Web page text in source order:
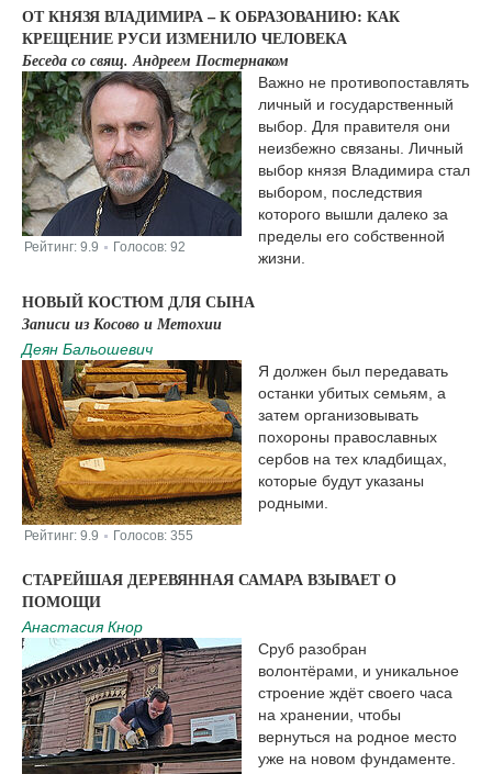
ОТ КНЯЗЯ ВЛАДИМИРА – К ОБРАЗОВАНИЮ: КАК
КРЕЩЕНИЕ РУСИ ИЗМЕНИЛО ЧЕЛОВЕКА
Беседа со свящ. Андреем Постернаком
Рейтинг: 9.9 Голосов: 92
Важно не противопоставлять
личный и государственный
выбор. Для правителя они
неизбежно связаны. Личный
выбор князя Владимира стал
выбором, последствия
которого вышли далеко за
пределы его собственной
жизни.
НОВЫЙ КОСТЮМ ДЛЯ СЫНА
Записи из Косово и Метохии
Деян Бальошевич
Рейтинг: 9.9 Голосов: 355
Я должен был передавать
останки убитых семьям, а
затем организовывать
похороны православных
сербов на тех кладбищах,
которые будут указаны
родными.
СТАРЕЙШАЯ ДЕРЕВЯННАЯ САМАРА ВЗЫВАЕТ О
ПОМОЩИ
Анастасия Кнор
Сруб разобран
волонтёрами, и уникальное
строение ждёт своего часа
на хранении, чтобы
вернуться на родное место
уже на новом фундаменте.